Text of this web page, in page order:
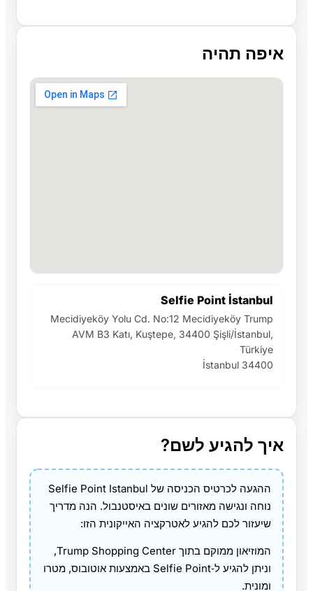
איפה תהיה
Selfie Point İstanbul
Mecidiyeköy Yolu Cd. No:12 Mecidiyeköy Trump
AVM B3 Katı, Kuştepe, 34400 Şişli/İstanbul,
Türkiye
İstanbul 34400
איך להגיע לשם?
ההגעה לכרטיס הכניסה של Selfie Point Istanbul
נוחה ונגישה מאזורים שונים באיסטנבול. הנה מדריך
שיעזור לכם להגיע לאטרקציה האייקונית הזו:
המוזיאון ממוקם בתוך Trump Shopping Center,
וניתן להגיע ל‑Selfie Point באמצעות אוטובוס, מטרו
ומונית.